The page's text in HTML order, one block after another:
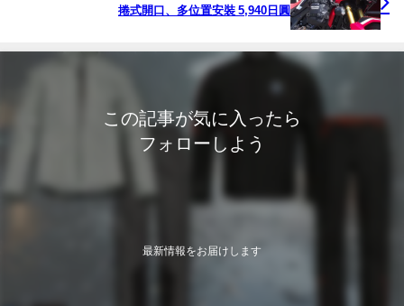
捲式開口、多位置安裝 5,940日圓
この記事が気に入ったら
フォローしよう
最新情報をお届けします